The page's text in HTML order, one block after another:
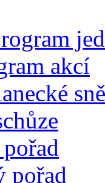
akcí
pořad